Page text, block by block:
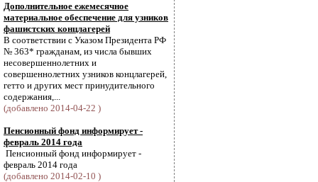
Дополнительное ежемесячное
материальное обеспечение для узников
фашистских концлагерей
В соответствии с Указом Президента РФ
№ 363* гражданам, из числа бывших
несовершеннолетних и
совершеннолетних узников концлагерей,
гетто и других мест принудительного
содержания,...
(добавлено 2014-04-22 )
Пенсионный фонд информирует -
февраль 2014 года
Пенсионный фонд информирует -
февраль 2014 года
(добавлено 2014-02-10 )